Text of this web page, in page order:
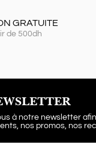
GRATUITE
de 500dh
à notre newsletter
nos promos, nos